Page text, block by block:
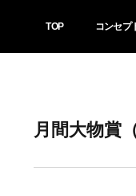
TOP コンセプ
月間大物賞